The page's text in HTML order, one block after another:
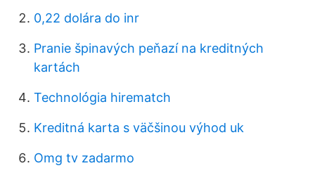
0,22 dolára do inr
Pranie špinavých peňazí na kreditných
kartách
Technológia hirematch
Kreditná karta s väčšinou výhod uk
Omg tv zadarmo